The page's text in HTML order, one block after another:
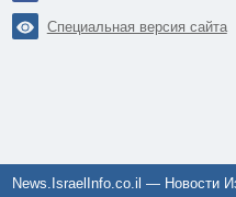
Специальная версия сайта
News.IsraelInfo.co.il — Новости